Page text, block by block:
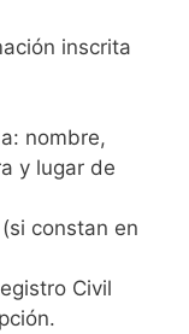
inscrita
nombre,
y lugar de
constan en
Civil